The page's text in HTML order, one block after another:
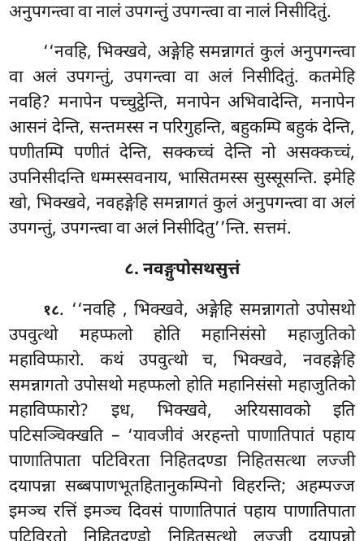
अनुपगन्त्वा वा नालं उपगन्तुं उपगन्त्वा वा नालं निसीदितुं.
‘‘नवहि, भिक्खवे, अङ्गेहि समन्नागतं कुलं अनुपगन्त्वा
वा अलं उपगन्तुं, उपगन्त्वा वा अलं निसीदितुं. कतमेहि
नवहि? मनापेन पच्चुट्ठेन्ति, मनापेन अभिवादेन्ति, मनापेन
आसनं देन्ति, सन्तमस्सन परिगुहन्ति, बहुकम्पिबहुकं देन्ति,
पणीतम्पि पणीतं देन्ति, सक्कच्चं देन्ति नो असक्कच्चं,
उपनिसीदन्ति धम्मस्सवनाय, भासितमस्स सुस्सूसन्ति. इमेहि
खो, भिक्खवे, नवहङ्गेहि समन्नागतं कुलं अनुपगन्त्वा वा अलं
उपगन्तुं, उपगन्त्वा वा अलं निसीदितु’’न्ति. सत्तमं.
८. नवङ्गुपोसथसुत्तं
१८. ‘‘नवहि , भिक्खवे, अङ्गेहि समन्नागतो उपोसथो
उपवुत्थो महप्फलो होति महानिसंसो महाजुतिको
महाविप्फारो. कथं उपवुत्थो च, भिक्खवे, नवहङ्गेहि
समन्नागतो उपोसथो महप्फलो होति महानिसंसो महाजुतिको
महाविप्फारो? इध, भिक्खवे, अरियसावको इति
पटिसञ्चिक्खति – ‘यावजीवं अरहन्तो पाणातिपातं पहाय
पाणातिपाता पटिविरता निहितदण्डा निहितसत्था लज्जी
दयापन्ना सब्बपाणभूतहितानुकम्पिनो विहरन्ति; अहम्पज्ज
इमञ्च रत्तिं इमञ्च दिवसं पाणातिपातं पहाय पाणातिपाता